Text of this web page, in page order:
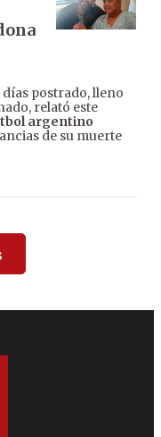
postrado, lleno
relató este
argentino
de su muerte